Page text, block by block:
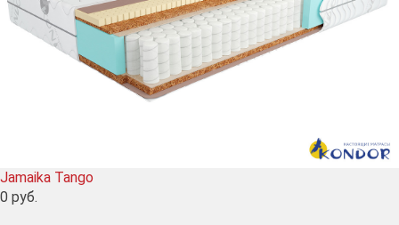
Jamaika Tango
0 руб.